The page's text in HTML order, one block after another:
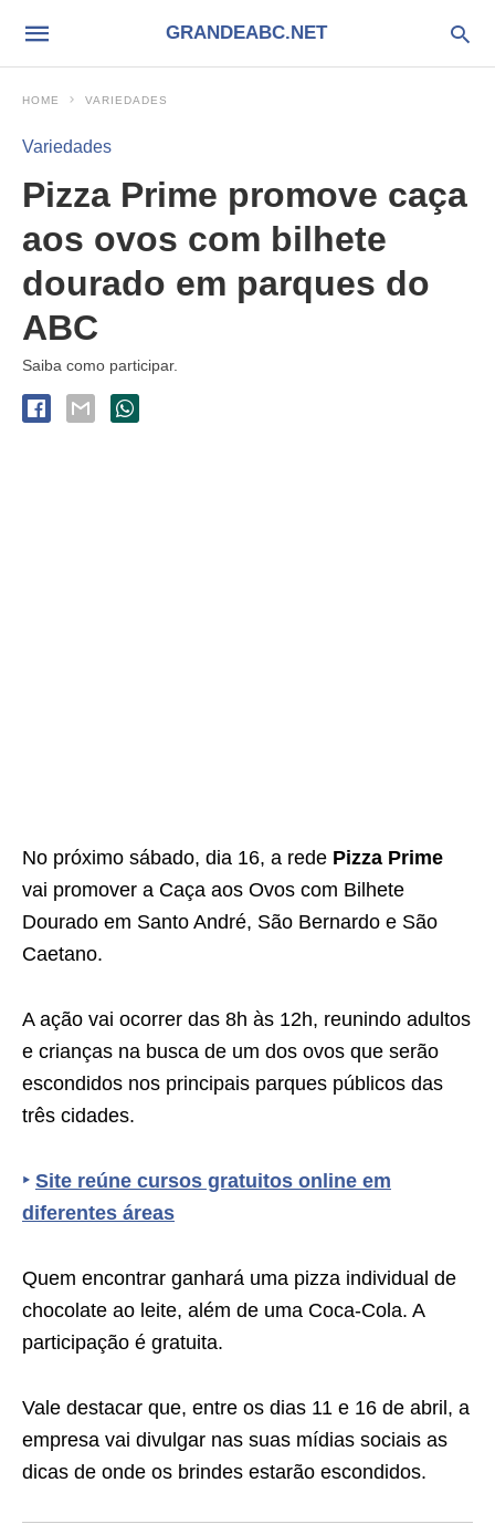
GRANDEABC.NET
HOME VARIEDADES
Variedades
Pizza Prime promove caça
aos ovos com bilhete
dourado em parques do
ABC
Saiba como participar.
No próximo sábado, dia 16, a rede Pizza Prime
vai promover a Caça aos Ovos com Bilhete
Dourado em Santo André, São Bernardo e São
Caetano.
A ação vai ocorrer das 8h às 12h, reunindo adultos
e crianças na busca de um dos ovos que serão
escondidos nos principais parques públicos das
três cidades.
‣ Site reúne cursos gratuitos online em
diferentes áreas
Quem encontrar ganhará uma pizza individual de
chocolate ao leite, além de uma Coca-Cola. A
participação é gratuita.
Vale destacar que, entre os dias 11 e 16 de abril, a
empresa vai divulgar nas suas mídias sociais as
dicas de onde os brindes estarão escondidos.